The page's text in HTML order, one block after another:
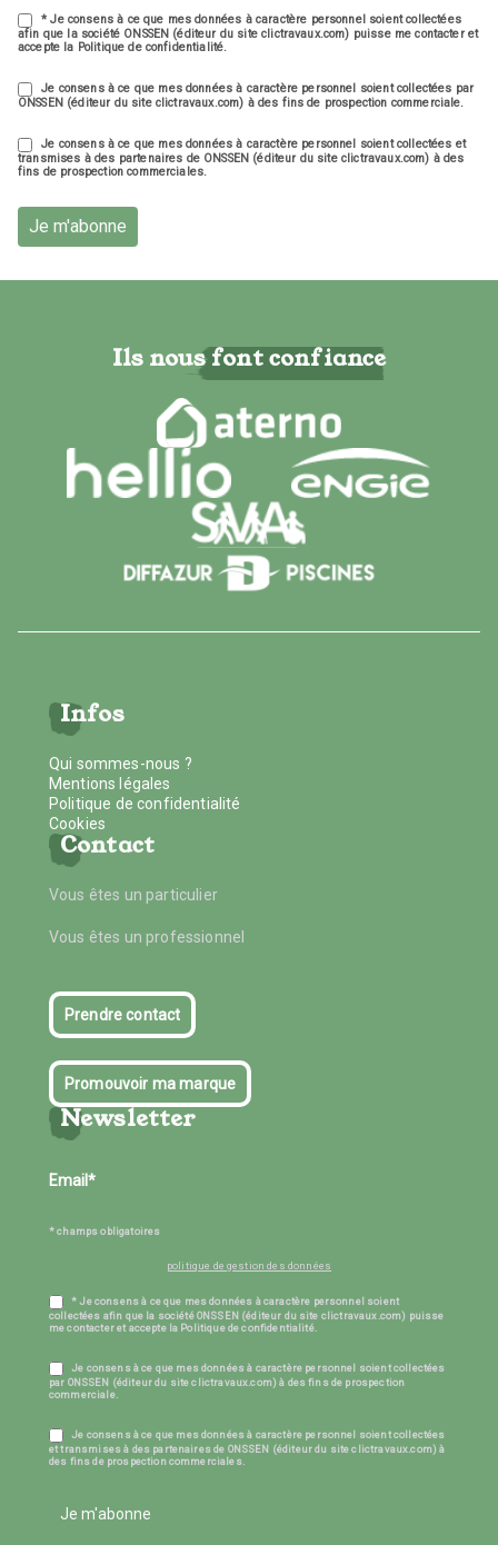
* Je consens à ce que mes données à caractère personnel soient collectées
afin que la société ONSSEN (éditeur du site clictravaux.com) puisse me contacter et
accepte la Politique de confidentialité.
Je consens à ce que mes données à caractère personnel soient collectées par
ONSSEN (éditeur du site clictravaux.com) à des fins de prospection commerciale.
Je consens à ce que mes données à caractère personnel soient collectées et
transmises à des partenaires de ONSSEN (éditeur du site clictravaux.com) à des
fins de prospection commerciales.
Je m'abonne
Ils nous font confiance
Infos
Qui sommes-nous ?
Mentions légales
Politique de confidentialité
Cookies
Contact
Vous êtes un particulier
Vous êtes un professionnel
Prendre contact
Promouvoir ma marque
Newsletter
* champs obligatoires
politique de gestion des données
* Je consens à ce que mes données à caractère personnel soient
collectées afin que la société ONSSEN (éditeur du site clictravaux.com) puisse
me contacter et accepte la Politique de confidentialité.
Je consens à ce que mes données à caractère personnel soient collectées
par ONSSEN (éditeur du site clictravaux.com) à des fins de prospection
commerciale.
Je consens à ce que mes données à caractère personnel soient collectées
et transmises à des partenaires de ONSSEN (éditeur du site clictravaux.com) à
des fins de prospection commerciales.
Je m'abonne